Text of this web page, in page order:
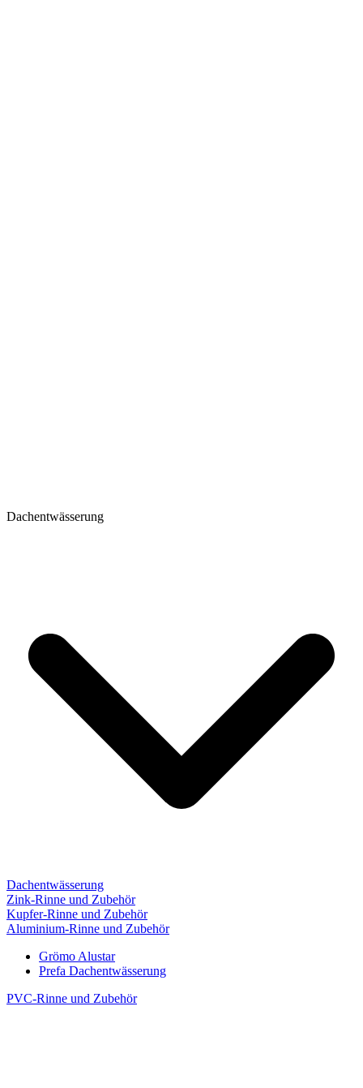
Dachentwässerung
Dachentwässerung
Zink-Rinne und Zubehör
Kupfer-Rinne und Zubehör
Aluminium-Rinne und Zubehör
Grömo Alustar
Prefa Dachentwässerung
PVC-Rinne und Zubehör